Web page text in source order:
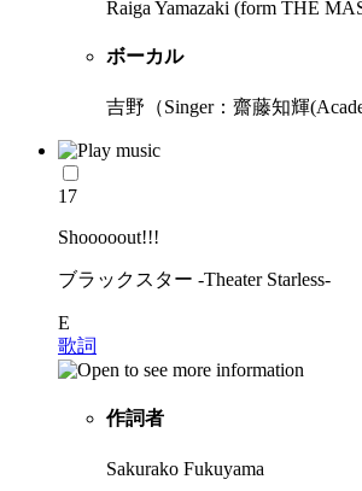
Raiga Yamazaki (form THE
ボーカル
吉野（Singer：齋藤知輝
17
Shooooout!!!
ブラックスター -Theater Starless-
E
歌詞
作詞者
Sakurako Fukuyama